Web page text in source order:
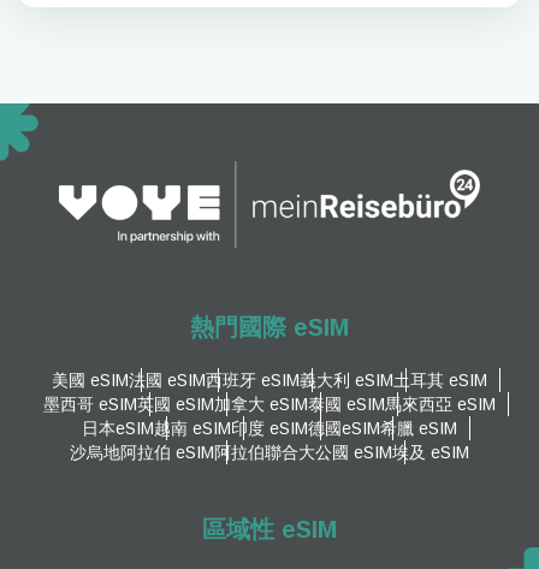
熱門國際 eSIM
美國 eSIM法國 eSIM西班牙 eSIM義大利 eSIM土耳其 eSIM
墨西哥 eSIM英國 eSIM加拿大 eSIM泰國 eSIM馬來西亞 eSIM
日本eSIM越南 eSIM印度 eSIM德國eSIM希臘 eSIM
沙烏地阿拉伯 eSIM阿拉伯聯合大公國 eSIM埃及 eSIM
區域性 eSIM